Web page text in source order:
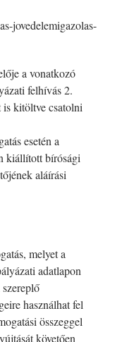
jovedelemigazolas-
a vonatkozó
felhívás 2.
kitöltve csatolni
esetén a
kiállított bírósági
aláírási
melyet a
adatlapon
használhat fel
összeggel
követően